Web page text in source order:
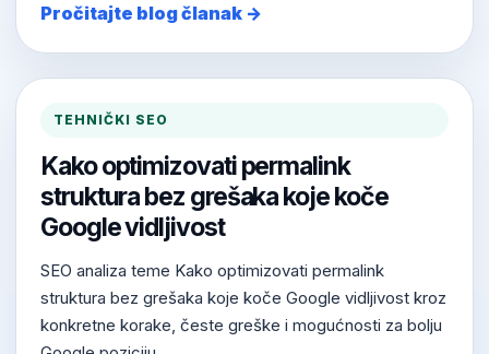
Pročitajte blog članak →
TEHNIČKI SEO
Kako optimizovati permalink
struktura bez grešaka koje koče
Google vidljivost
SEO analiza teme Kako optimizovati permalink
struktura bez grešaka koje koče Google vidljivost kroz
konkretne korake, česte greške i mogućnosti za bolju